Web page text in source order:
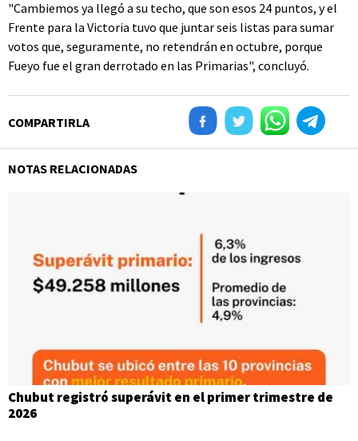
"Cambiemos ya llegó a su techo, que son esos 24 puntos, y el
Frente para la Victoria tuvo que juntar seis listas para sumar
votos que, seguramente, no retendrán en octubre, porque
Fueyo fue el gran derrotado en las Primarias", concluyó.
COMPARTIRLA
NOTAS RELACIONADAS
Chubut registró superávit en el primer trimestre de
2026